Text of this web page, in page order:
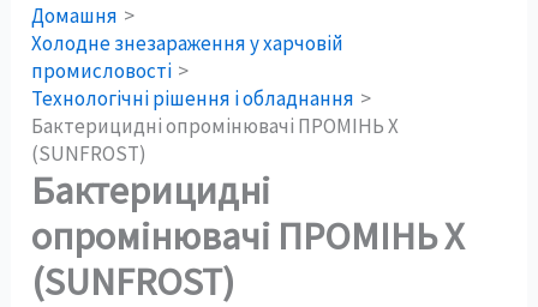
Домашня
Холодне знезараження у харчовій
промисловості
Технологічні рішення і обладнання
Бактерицидні опромінювачі ПРОМІНЬ Х
(SUNFROST)
Бактерицидні
опромінювачі ПРОМІНЬ Х
(SUNFROST)